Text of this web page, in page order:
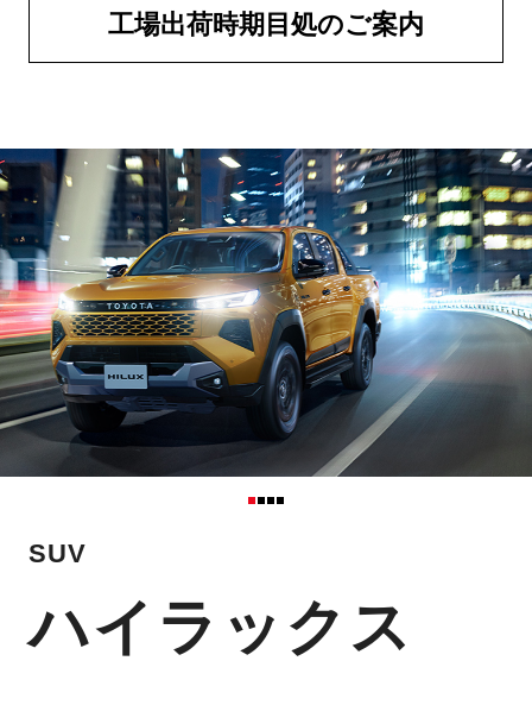
工場出荷時期目処のご案内
SUV
ハイラックス